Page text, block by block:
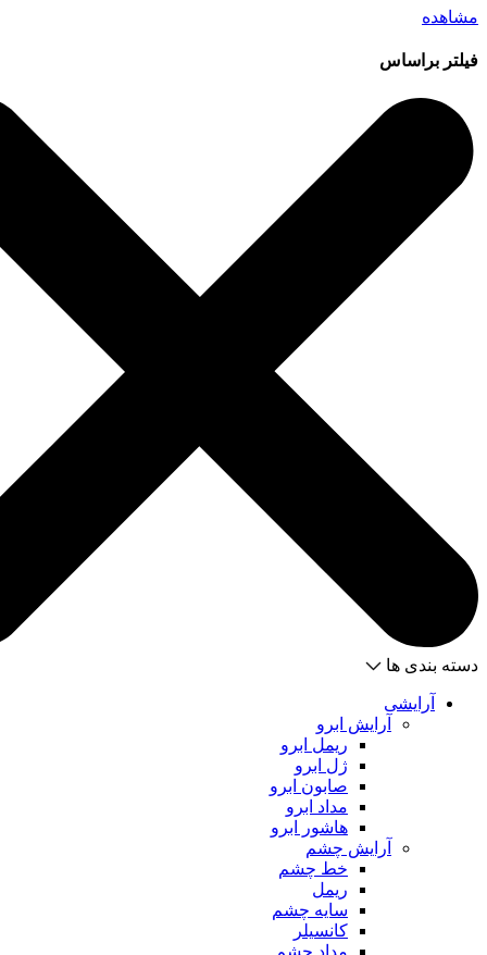
مشاهده
فیلتر براساس
دسته بندی ها
آرایشی
آرایش ابرو
ریمل ابرو
ژل ابرو
صابون ابرو
مداد ابرو
هاشور ابرو
آرایش چشم
خط چشم
ریمل
سایه چشم
کانسیلر